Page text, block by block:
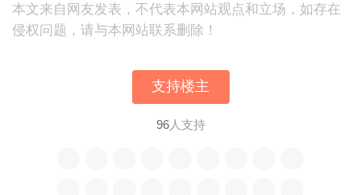
本文来自网友发表，不代表本网站观点和立场，如存在
侵权问题，请与本网站联系删除！
支持楼主
96人支持